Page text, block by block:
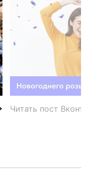
Читать пост